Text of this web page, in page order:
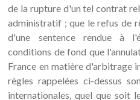
de la rupture d'un tel contrat
administratif ; que le refus de
d'une sentence rendue à
conditions de fond que
France en matière d'arbitrage
règles rappelées ci-dessus
internationales, quel que soit